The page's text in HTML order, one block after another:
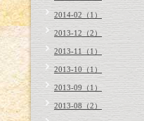
2014-02（1）
2013-12（2）
2013-11（1）
2013-10（1）
2013-09（1）
2013-08（2）